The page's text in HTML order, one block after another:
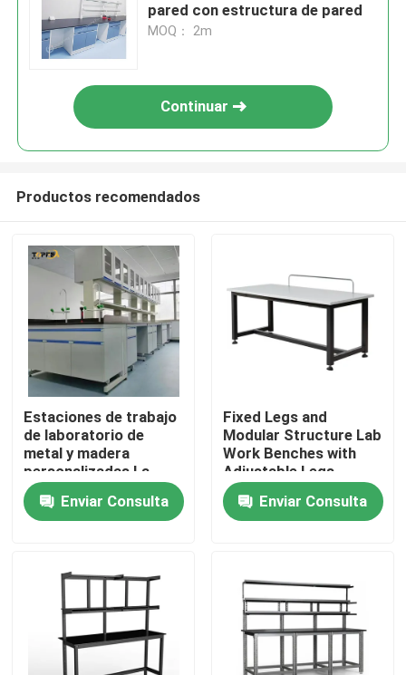
Productos
VR Show
Sobre nosotros
Visita a la fábrica
pared con estructura de pared
MOQ： 2m
Continuar
Productos recomendados
Estaciones de trabajo
de laboratorio de
metal y madera
personalizadas La
solución perfecta
para sus necesidades
de espacio de trabajo
Enviar Consulta
Fixed Legs and
Modular Structure Lab
Work Benches with
Adjustable Legs
Enviar Consulta